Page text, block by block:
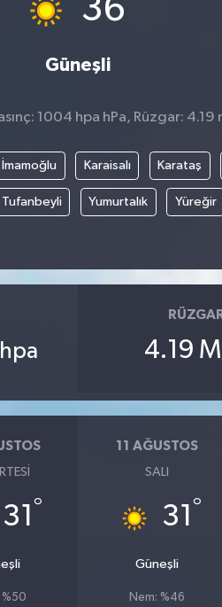
36
Güneşli
1004 hpa hPa, Rüzgar: 4.19
İmamoğlu Karaisalı Karataş
Tufanbeyli Yumurtalık Yüreğir
hpa 4.19
31 °
%50
11 AĞUSTOS
SALI
31 °
Güneşli
Nem: %46